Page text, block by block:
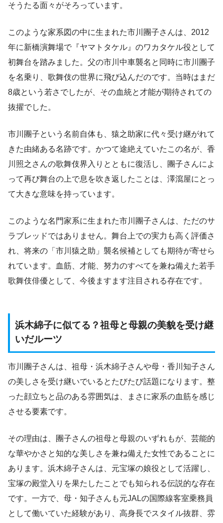
そうたる面々がそろっています。
このような家系図の中に生まれた市川團子さんは、2012
年に新橋演舞場で『ヤマトタケル』のワカタケル役として
初舞台を踏みました。父の市川中車襲名と同時に市川團子
を名乗り、歌舞伎の世界に飛び込んだのです。当時はまだ
8歳という若さでしたが、その血統と才能が期待されての
抜擢でした。
市川團子という名前自体も、猿之助家に代々受け継がれて
きた由緒ある名跡です。かつて途絶えていたこの名が、香
川照之さんの歌舞伎界入りとともに復活し、團子さんによ
って再び舞台の上で息を吹き返したことは、澤瀉屋にとっ
て大きな意味を持っています。
このような名門家系に生まれた市川團子さんは、ただのサ
ラブレッドではありません。舞台上での実力も高く評価さ
れ、将来の「市川猿之助」襲名候補としても期待が寄せら
れています。血筋、才能、努力のすべてを兼ね備えた若手
歌舞伎俳優として、今後ますます注目される存在です。
浜木綿子に似てる？祖母と母親の美貌を受け継
いだルーツ
市川團子さんは、祖母・浜木綿子さんや母・香川知子さん
の美しさを受け継いでいるとたびたび話題になります。整
った顔立ちと品のある雰囲気は、まさに家系の血筋を感じ
させる要素です。
その理由は、團子さんの祖母と母親のいずれもが、芸能的
な華やかさと知的な美しさを兼ね備えた女性であることに
あります。浜木綿子さんは、元宝塚の娘役として活躍し、
宝塚の殿堂入りを果たしたことでも知られる伝説的な存在
です。一方で、母・知子さんも元JALの国際線客室乗務員
として働いていた経験があり、高身長でスタイル抜群、雰